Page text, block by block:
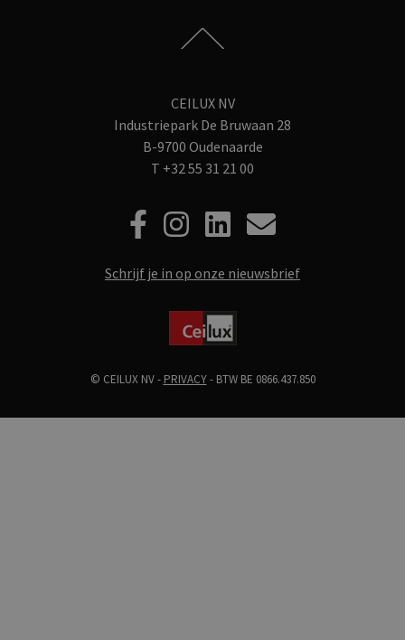
CEILUX NV
Industriepark De Bruwaan 28
B-9700 Oudenaarde
T +32 55 31 21 00
Schrijf je in op onze nieuwsbrief
© CEILUX NV - PRIVACY- BTW BE 0866.437.850